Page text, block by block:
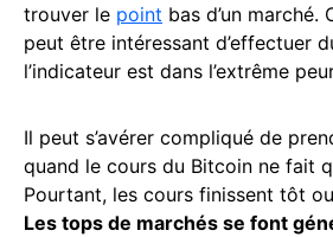
trouver le point bas d’un marché.
peut être intéressant d’effectuer
l’indicateur est dans l’extrême
Il peut s’avérer compliqué de
quand le cours du Bitcoin ne fait
Pourtant, les cours finissent tôt
Les tops de marchés se font